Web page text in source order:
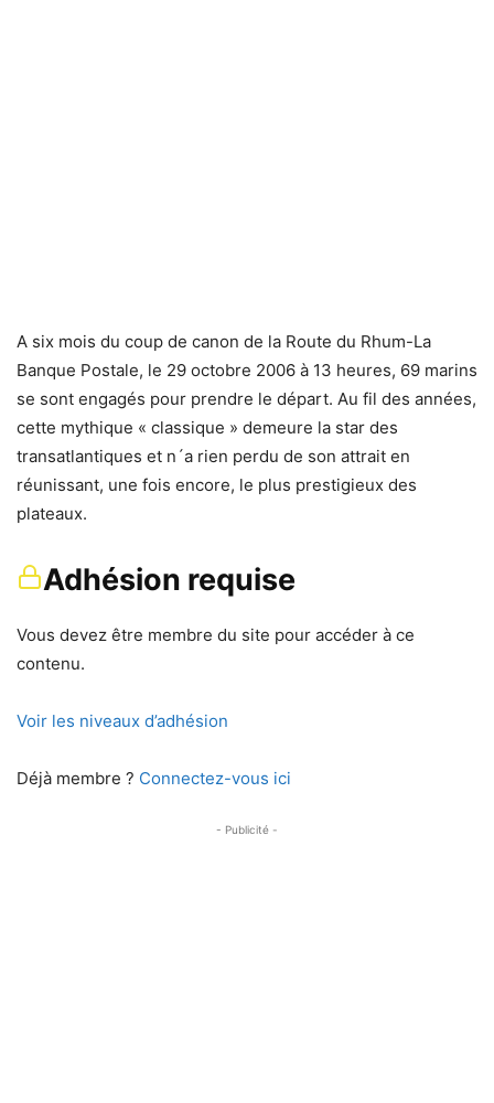
A six mois du coup de canon de la Route du Rhum-La
Banque Postale, le 29 octobre 2006 à 13 heures, 69 marins
se sont engagés pour prendre le départ. Au fil des années,
cette mythique « classique » demeure la star des
transatlantiques et n´a rien perdu de son attrait en
réunissant, une fois encore, le plus prestigieux des
plateaux.
Adhésion requise
Vous devez être membre du site pour accéder à ce
contenu.
Voir les niveaux d’adhésion
Déjà membre ? Connectez-vous ici
- Publicité -